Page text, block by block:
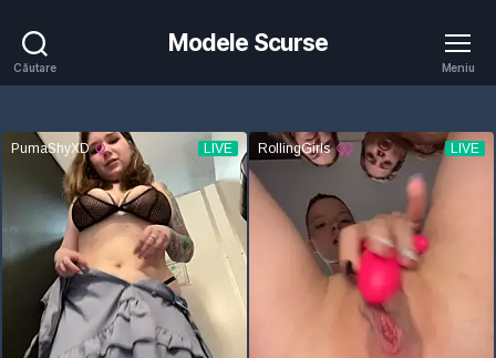
Căutare
Modele Scurse
Meniu